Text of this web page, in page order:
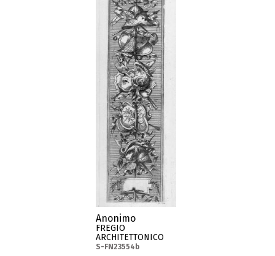
Anonimo
FREGIO
ARCHITETTONICO
S-FN23554b